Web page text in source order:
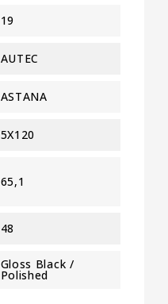
19
AUTEC
ASTANA
5X120
65,1
48
Gloss Black /
Polished